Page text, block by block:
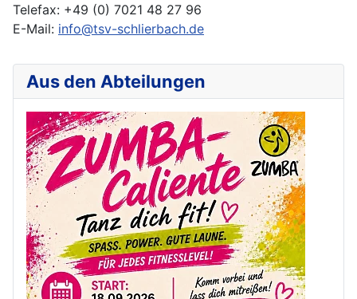
Telefax: +49 (0) 7021 48 27 96
E-Mail: info@tsv-schlierbach.de
Aus den Abteilungen